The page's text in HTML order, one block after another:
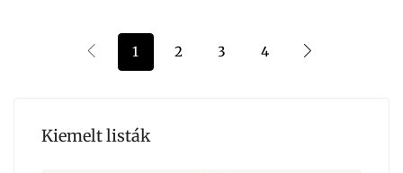
1 2 3 4
Kiemelt listák